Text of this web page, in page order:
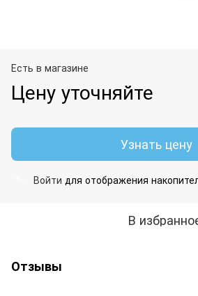
Есть в магазине
Цену уточняйте
Узнать цену
Войти для отображения
В
Отзывы